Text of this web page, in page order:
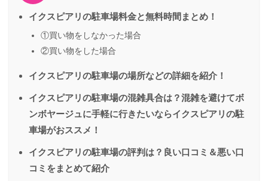
イクスピアリの駐車場料金と無料時間まとめ！
①買い物をしなかった場合
②買い物をした場合
イクスピアリの駐車場の場所などの詳細を紹介！
イクスピアリの駐車場の混雑具合は？混雑を避けてボ
ンボヤージュに手軽に行きたいならイクスピアリの駐
車場がおススメ！
イクスピアリの駐車場の評判は？良い口コミ＆悪い口
コミをまとめて紹介